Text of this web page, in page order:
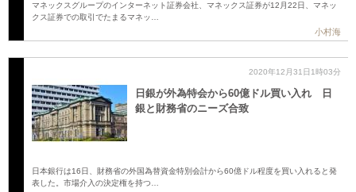
マネックスグループのインターネット証券会社、マネックス証券が12月22日、マネッ
クス証券での取引でたまるマネッ…
小村海
2020年12月31日1時03分
日銀が外為特会から60億ドル買い入れ 日
銀と財務省のニーズ合致
日本銀行は16日、財務省の外国為替資金特別会計から60億ドル程度を買い入れると発
表した。市場介入の決定権を持つ…